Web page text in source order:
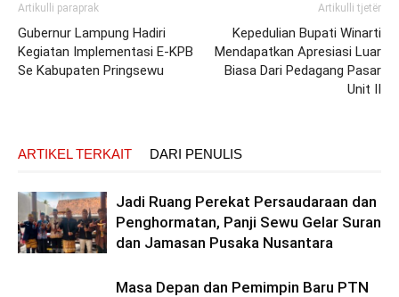
Artikulli paraprak
Gubernur Lampung Hadiri
Kegiatan Implementasi E-KPB
Se Kabupaten Pringsewu
Artikulli tjetër
Kepedulian Bupati Winarti
Mendapatkan Apresiasi Luar
Biasa Dari Pedagang Pasar
Unit II
ARTIKEL TERKAIT DARI PENULIS
Jadi Ruang Perekat Persaudaraan dan
Penghormatan, Panji Sewu Gelar Suran
dan Jamasan Pusaka Nusantara
Masa Depan dan Pemimpin Baru PTN